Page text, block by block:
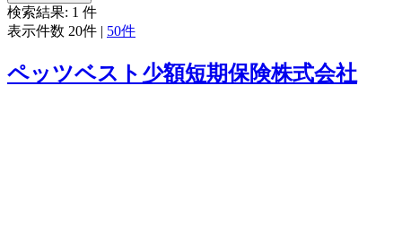
検索結果: 1 件
表示件数 20件 | 50件
ペッツベスト少額短期保険株式会社